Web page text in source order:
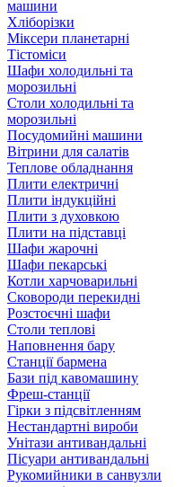
машини
Хліборізки
Міксери планетарні
Тістоміси
Шафи холодильні та
морозильні
Столи холодильні та
морозильні
Посудомийні машини
Вітрини для салатів
Теплове обладнання
Плити електричні
Плити індукційні
Плити з духовкою
Плити на підставці
Шафи жарочні
Шафи пекарські
Котли харчоварильні
Сковороди перекидні
Розстоєчні шафи
Столи теплові
Наповнення бару
Станції бармена
Бази під кавомашину
Фреш-станції
Гірки з підсвітленням
Нестандартні вироби
Унітази антивандальні
Пісуари антивандальні
Рукомийники в санвузли